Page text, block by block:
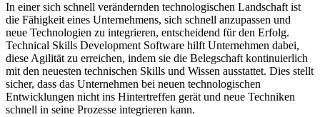
In einer sich schnell verändernden technologischen Landschaft ist
die Fähigkeit eines Unternehmens, sich schnell anzupassen und
neue Technologien zu integrieren, entscheidend für den Erfolg.
Technical Skills Development Software hilft Unternehmen dabei,
diese Agilität zu erreichen, indem sie die Belegschaft kontinuierlich
mit den neuesten technischen Skills und Wissen ausstattet. Dies stellt
sicher, dass das Unternehmen bei neuen technologischen
Entwicklungen nicht ins Hintertreffen gerät und neue Techniken
schnell in seine Prozesse integrieren kann.